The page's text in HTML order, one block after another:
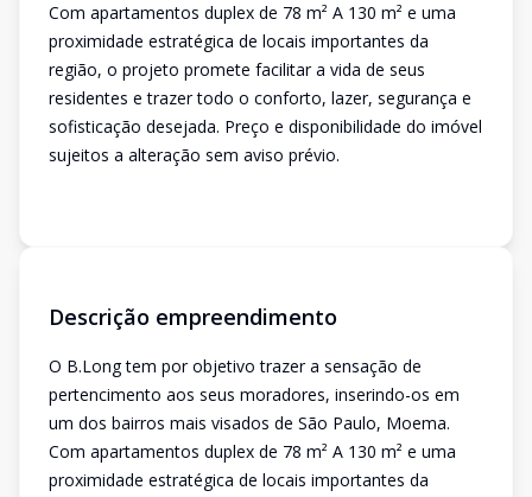
Com apartamentos duplex de 78 m² A 130 m² e uma
proximidade estratégica de locais importantes da
região, o projeto promete facilitar a vida de seus
residentes e trazer todo o conforto, lazer, segurança e
sofisticação desejada. Preço e disponibilidade do imóvel
sujeitos a alteração sem aviso prévio.
Descrição empreendimento
O B.Long tem por objetivo trazer a sensação de
pertencimento aos seus moradores, inserindo-os em
um dos bairros mais visados de São Paulo, Moema.
Com apartamentos duplex de 78 m² A 130 m² e uma
proximidade estratégica de locais importantes da